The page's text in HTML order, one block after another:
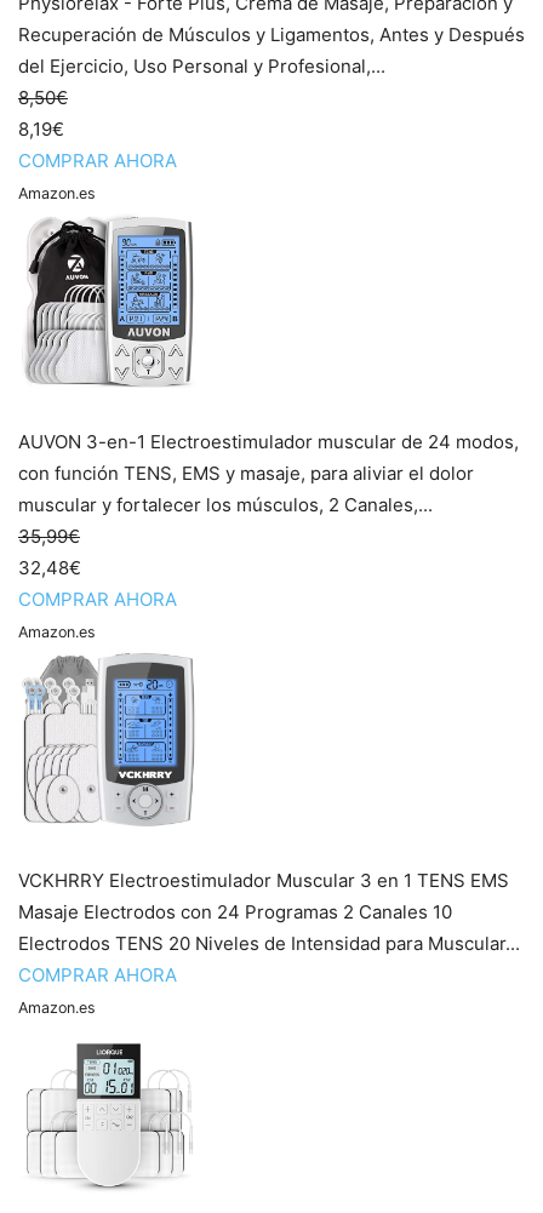
Recuperación de Músculos y Ligamentos, Antes y Después
del Ejercicio, Uso Personal y Profesional,...
8,50€
8,19€
COMPRAR AHORA
Amazon.es
AUVON 3-en-1 Electroestimulador muscular de 24 modos,
con función TENS, EMS y masaje, para aliviar el dolor
muscular y fortalecer los músculos, 2 Canales,...
35,99€
32,48€
COMPRAR AHORA
Amazon.es
VCKHRRY Electroestimulador Muscular 3 en 1 TENS EMS
Masaje Electrodos con 24 Programas 2 Canales 10
Electrodos TENS 20 Niveles de Intensidad para Muscular...
COMPRAR AHORA
Amazon.es